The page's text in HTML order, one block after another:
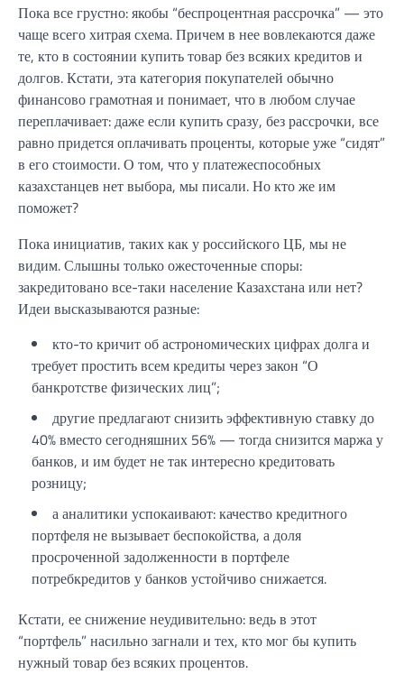
Пока все грустно: якобы “беспроцентная рассрочка” — это
чаще всего хитрая схема. Причем в нее вовлекаются даже
те, кто в состоянии купить товар без всяких кредитов и
долгов. Кстати, эта категория покупателей обычно
финансово грамотная и понимает, что в любом случае
переплачивает: даже если купить сразу, без рассрочки, все
равно придется оплачивать проценты, которые уже “сидят”
в его стоимости. О том, что у платежеспособных
казахстанцев нет выбора, мы писали. Но кто же им
поможет?
Пока инициатив, таких как у российского ЦБ, мы не
видим. Слышны только ожесточенные споры:
закредитовано все-таки население Казахстана или нет?
Идеи высказываются разные:
кто-то кричит об астрономических цифрах долга и
требует простить всем кредиты через закон “О
банкротстве физических лиц”;
другие предлагают снизить эффективную ставку до
40% вместо сегодняшних 56% — тогда снизится маржа у
банков, и им будет не так интересно кредитовать
розницу;
а аналитики успокаивают: качество кредитного
портфеля не вызывает беспокойства, а доля
просроченной задолженности в портфеле
потребкредитов у банков устойчиво снижается.
Кстати, ее снижение неудивительно: ведь в этот
“портфель” насильно загнали и тех, кто мог бы купить
нужный товар без всяких процентов.